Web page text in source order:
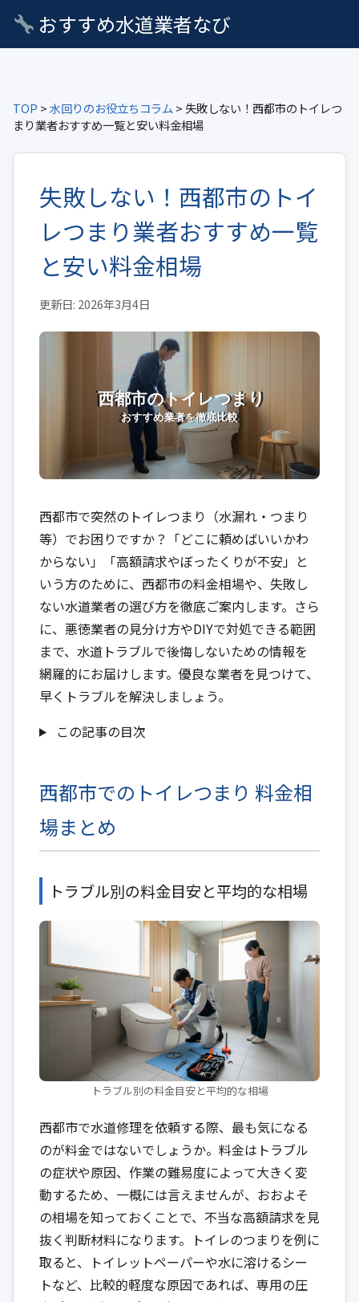
おすすめ水道業者なび
TOP >水回りのお役立ちコラム > 失敗しない！西都市のトイレつ
まり業者おすすめ一覧と安い料金相場
失敗しない！西都市のトイ
レつまり業者おすすめ一覧
と安い料金相場
更新日: 2026年3月4日
西都市で突然のトイレつまり（水漏れ・つまり
等）でお困りですか？「どこに頼めばいいかわ
からない」「高額請求やぼったくりが不安」と
いう方のために、西都市の料金相場や、失敗し
ない水道業者の選び方を徹底ご案内します。さら
に、悪徳業者の見分け方やDIYで対処できる範囲
まで、水道トラブルで後悔しないための情報を
網羅的にお届けします。優良な業者を見つけて、
早くトラブルを解決しましょう。
この記事の目次
西都市でのトイレつまり 料金相
場まとめ
トラブル別の料金目安と平均的な相場
トラブル別の料金目安と平均的な相場
西都市で水道修理を依頼する際、最も気になる
のが料金ではないでしょうか。料金はトラブル
の症状や原因、作業の難易度によって大きく変
動するため、一概には言えませんが、おおよそ
の相場を知っておくことで、不当な高額請求を見
抜く判断材料になります。トイレのつまりを例に
取ると、トイレットペーパーや水に溶けるシー
トなど、比較的軽度な原因であれば、専用の圧